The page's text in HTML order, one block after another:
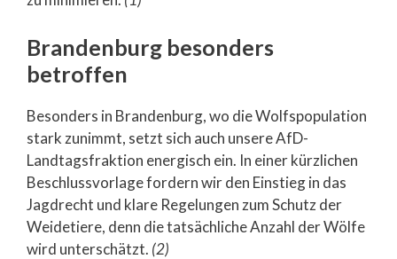
Brandenburg besonders
betroffen
Besonders in Brandenburg, wo die Wolfspopulation
stark zunimmt, setzt sich auch unsere AfD-
Landtagsfraktion energisch ein. In einer kürzlichen
Beschlussvorlage fordern wir den Einstieg in das
Jagdrecht und klare Regelungen zum Schutz der
Weidetiere, denn die tatsächliche Anzahl der Wölfe
wird unterschätzt. (2)